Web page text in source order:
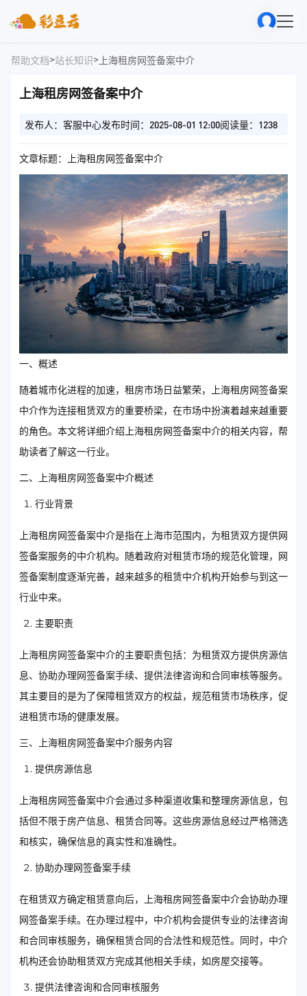
帮助文档>站长知识> 上海租房网签备案中介
上海租房网签备案中介
发布人：客服中心发布时间：2025-08-01 12:00阅读量：1238
文章标题：上海租房网签备案中介
一、概述
随着城市化进程的加速，租房市场日益繁荣，上海租房网签备案
中介作为连接租赁双方的重要桥梁，在市场中扮演着越来越重要
的角色。本文将详细介绍上海租房网签备案中介的相关内容，帮
助读者了解这一行业。
二、上海租房网签备案中介概述
行业背景
上海租房网签备案中介是指在上海市范围内，为租赁双方提供网
签备案服务的中介机构。随着政府对租赁市场的规范化管理，网
签备案制度逐渐完善，越来越多的租赁中介机构开始参与到这一
行业中来。
主要职责
上海租房网签备案中介的主要职责包括：为租赁双方提供房源信
息、协助办理网签备案手续、提供法律咨询和合同审核等服务。
其主要目的是为了保障租赁双方的权益，规范租赁市场秩序，促
进租赁市场的健康发展。
三、上海租房网签备案中介服务内容
提供房源信息
上海租房网签备案中介会通过多种渠道收集和整理房源信息，包
括但不限于房产信息、租赁合同等。这些房源信息经过严格筛选
和核实，确保信息的真实性和准确性。
协助办理网签备案手续
在租赁双方确定租赁意向后，上海租房网签备案中介会协助办理
网签备案手续。在办理过程中，中介机构会提供专业的法律咨询
和合同审核服务，确保租赁合同的合法性和规范性。同时，中介
机构还会协助租赁双方完成其他相关手续，如房屋交接等。
提供法律咨询和合同审核服务